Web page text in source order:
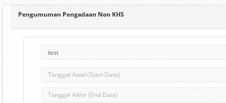
Pengumuman Pengadaan Non KHS